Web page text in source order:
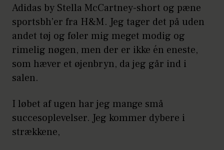
Adidas by Stella McCartney-short og pæne
sportsbh’er fra H&M. Jeg tager det på uden
andet tøj og føler mig meget modig og
rimelig nøgen, men der er ikke én eneste,
som hæver et øjenbryn, da jeg går ind i
salen.
I løbet af ugen har jeg mange små
succesoplevelser. Jeg kommer dybere i
strækkene,